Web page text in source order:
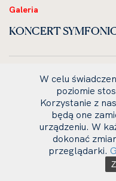
Galeria
KONCERT
Uroczystość
VIOLA ORGANISTA —
W celu
poziomie
Korzystanie z
będą one
urządzeniu. W
dokonać
przeglądarki.